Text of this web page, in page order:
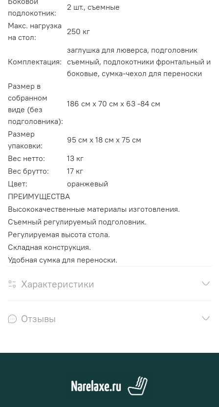
подлокотник:
2 шт., съемные
Макс. нагрузка
на стол:
250 кг
Комплектация:
заглушка для люверса, подголовник
съемный, подлокотники фронтальный и
боковые, сумка-чехол для переноски
Размер в
собранном
виде (без
подголовника):
186 см х 70 см х 63 -84 см
Размер
упаковки:
95 см х 18 см х 75 см
Вес нетто:
13 кг
Вес брутто:
17 кг
Цвет:
оранжевый
ПРЕИМУЩЕСТВА
Высококачественные материалы изготовления.
Съемный регулируемый подголовник.
Регулируемая высота стола.
Складная конструкция.
Удобная сумка для переноски.
Характеристики
Отзывы